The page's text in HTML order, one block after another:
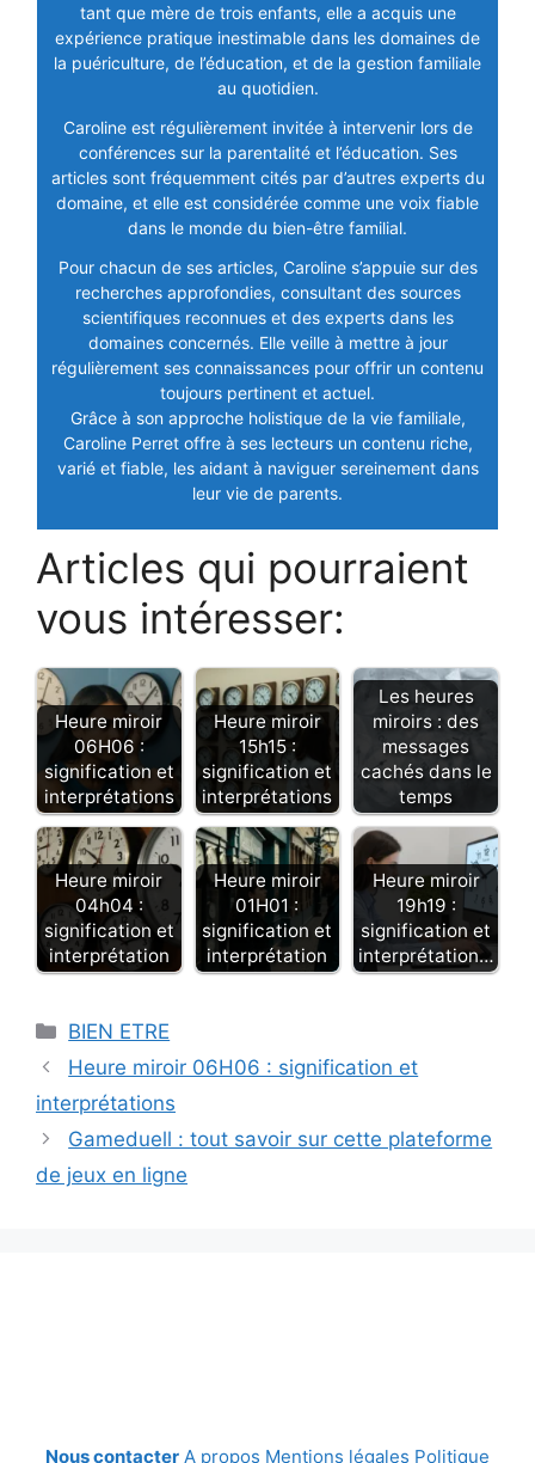
tant que mère de trois enfants, elle a acquis une
expérience pratique inestimable dans les domaines de
la puériculture, de l’éducation, et de la gestion familiale
au quotidien.
Caroline est régulièrement invitée à intervenir lors de
conférences sur la parentalité et l’éducation. Ses
articles sont fréquemment cités par d’autres experts du
domaine, et elle est considérée comme une voix fiable
dans le monde du bien-être familial.
Pour chacun de ses articles, Caroline s’appuie sur des
recherches approfondies, consultant des sources
scientifiques reconnues et des experts dans les
domaines concernés. Elle veille à mettre à jour
régulièrement ses connaissances pour offrir un contenu
toujours pertinent et actuel.
Grâce à son approche holistique de la vie familiale,
Caroline Perret offre à ses lecteurs un contenu riche,
varié et fiable, les aidant à naviguer sereinement dans
leur vie de parents.
Articles qui pourraient
vous intéresser:
Heure miroir
06H06 :
signification et
interprétations
Heure miroir
15h15 :
signification et
interprétations
Les heures
miroirs : des
messages
cachés dans le
temps
Heure miroir
04h04 :
signification et
interprétation
Heure miroir
01H01 :
signification et
interprétation
Heure miroir
19h19 :
signification et
interprétation…
Catégories
BIEN ETRE
Heure miroir 06H06 : signification et
interprétations
Gameduell : tout savoir sur cette plateforme
de jeux en ligne
Nous contacter A propos Mentions légales Politique